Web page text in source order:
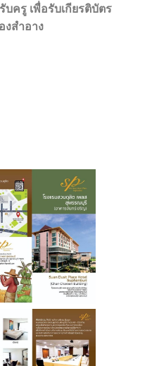
ด้านหลังโรงสีข้าว
บมือนางฯ
ครู เพื่อรับเกียรติบัตร
งสำอาง